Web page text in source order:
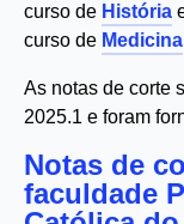
curso de História
curso de Medicina
As notas de corte
2025.1 e foram
Notas de
faculdade